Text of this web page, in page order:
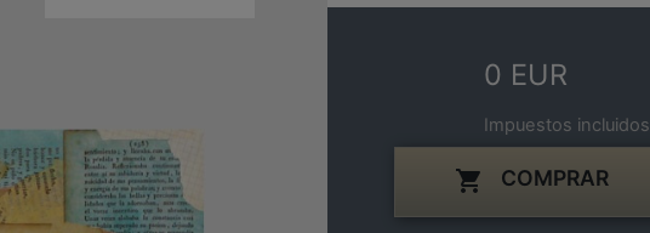
0 EUR
Impuestos incluidos
 COMPRAR